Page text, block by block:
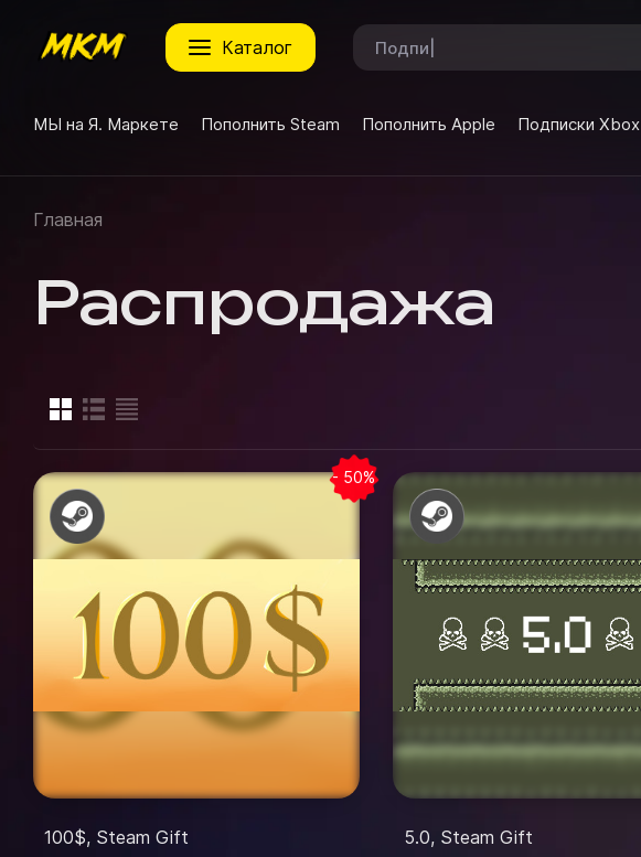
каталог
МЫ на Я. Маркете Пополнить Steam Пополнить Apple Подписки Xbox
Главная
Распродажа
- 50%
100$, Steam Gift 5.0, Steam Gift